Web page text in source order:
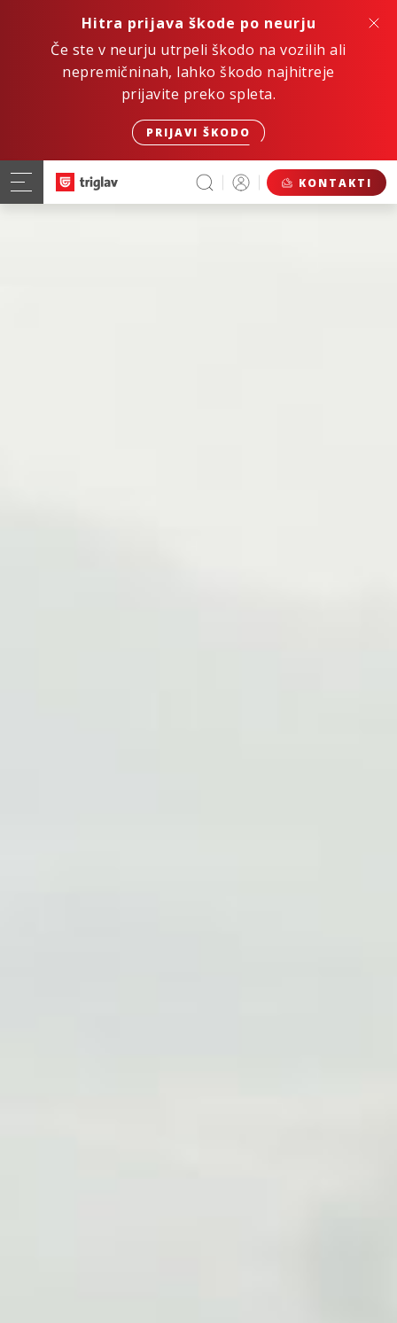
Hitra prijava škode po neurju
Če ste v neurju utrpeli škodo na vozilih ali
nepremičninah, lahko škodo najhitreje
prijavite preko spleta.
PRIJAVI ŠKODO
KONTAKTI